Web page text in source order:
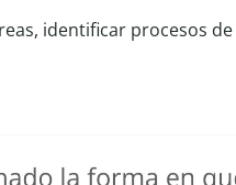
identificar procesos de